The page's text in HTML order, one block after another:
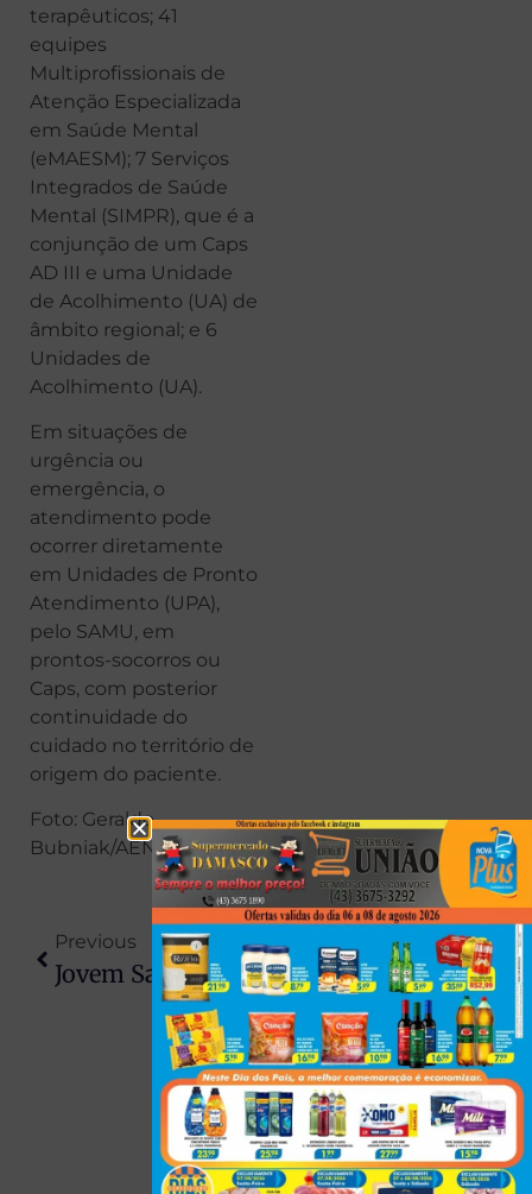
terapêuticos; 41
equipes
Multiprofissionais de
Atenção Especializada
em Saúde Mental
(eMAESM); 7 Serviços
Integrados de Saúde
Mental (SIMPR), que é a
conjunção de um Caps
AD III e uma Unidade
de Acolhimento (UA) de
âmbito regional; e 6
Unidades de
Acolhimento (UA).
Em situações de
urgência ou
emergência, o
atendimento pode
ocorrer diretamente
em Unidades de Pronto
Atendimento (UPA),
pelo SAMU, em
prontos-socorros ou
Caps, com posterior
continuidade do
cuidado no território de
origem do paciente.
Foto: Geraldo
Bubniak/AEN
Previous
Jovem Sai Para Encontrar Ex-Namorada E Desaparece No PR
Next
Homem É Suspeito De Torturar E Queimar Enteada De 4 Anos Com Isqueiro